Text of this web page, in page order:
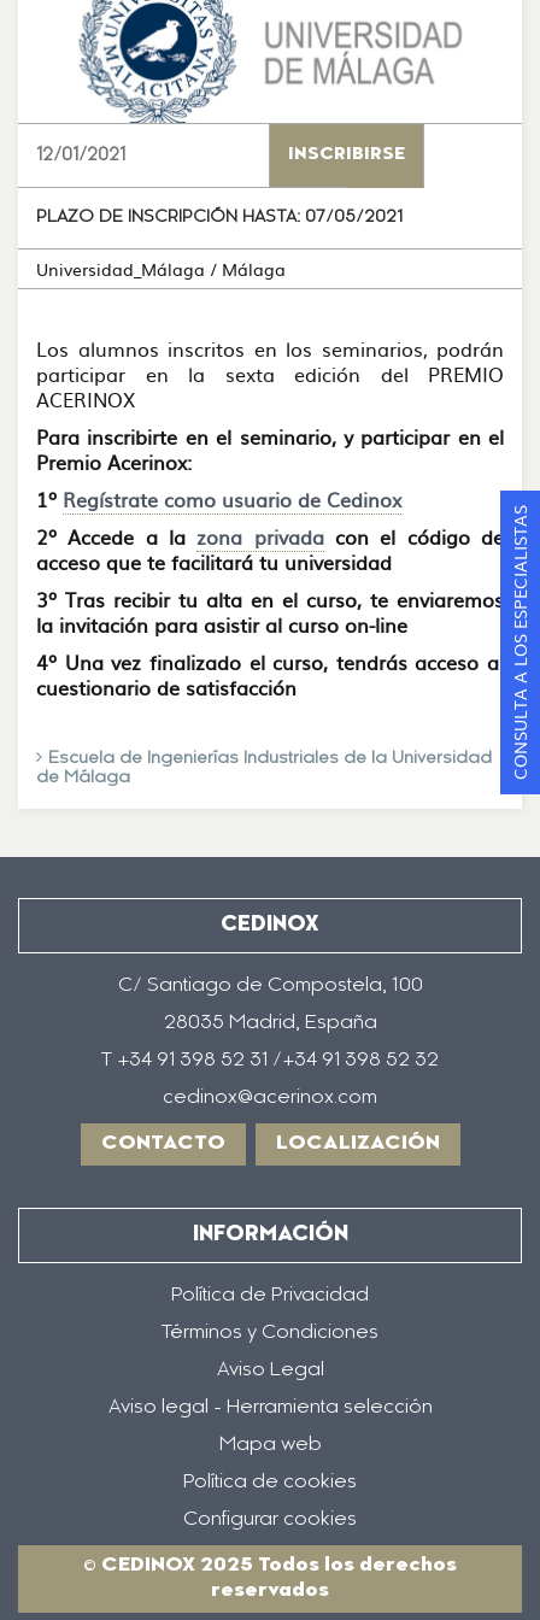
12/01/2021 INSCRIBIRSE
PLAZO DE INSCRIPCIÓN HASTA: 07/05/2021
Universidad_Málaga / Málaga
Los alumnos inscritos en los seminarios, podrán
participar en la sexta edición del PREMIO
ACERINOX
Para inscribirte en el seminario, y participar en el
Premio Acerinox:
1º Regístrate como usuario de Cedinox
2º Accede a lazona privadacon el código de
acceso que te facilitará tu universidad
3º Tras recibir tu alta en el curso, te enviaremos
la invitación para asistir al curso on-line
4º Una vez finalizado el curso, tendrás acceso al
cuestionario de satisfacción
Escuela de Ingenierías Industriales de la Universidad
de Málaga
CEDINOX
C/ Santiago de Compostela, 100
28035 Madrid, España
T +34 91 398 52 31 /+34 91 398 52 32
cedinox@acerinox.com
CONTACTO LOCALIZACIÓN
INFORMACIÓN
Política de Privacidad
Términos y Condiciones
Aviso Legal
Aviso legal - Herramienta selección
Mapa web
Política de cookies
Configurar cookies
© CEDINOX 2025 Todos los derechos
reservados
CONSULTA A LOS ESPECIALISTAS